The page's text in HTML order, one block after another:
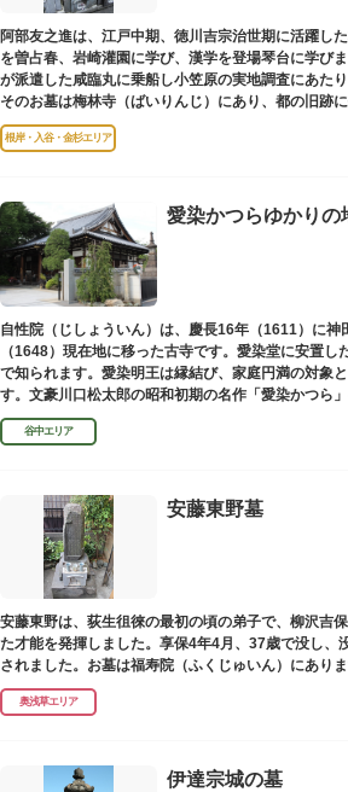
阿部友之進は、江戸中期、徳川吉宗治世期に活躍し
を曽占春、岩崎灌園に学び、漢学を登場琴台に学び
が派遣した咸臨丸に乗船し小笠原の実地調査にあたり
そのお墓は梅林寺（ばいりんじ）にあり、都の旧跡
年指定)。
根岸・入谷・金杉エリア
愛染かつらゆかりの
自性院（じしょういん）は、慶長16年（1611）に神
（1648）現在地に移った古寺です。愛染堂に安置し
で知られます。愛染明王は縁結び、家庭円満の対象
す。文豪川口松太郎の昭和初期の名作「愛染かつら
前にあった桂の古木にヒントを得た作品だといわれま
谷中エリア
安藤東野墓
安藤東野は、荻生徂徠の最初の頃の弟子で、柳沢吉
た才能を発揮しました。享保4年4月、37歳で没し、
されました。お墓は福寿院（ふくじゅいん）にありま
奥浅草エリア
伊達宗城の墓